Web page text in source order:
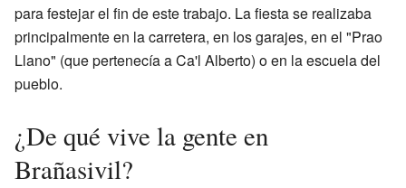
para festejar el fin de este trabajo. La fiesta se realizaba
principalmente en la carretera, en los garajes, en el "Prao
Llano" (que pertenecía a Ca'l Alberto) o en la escuela del
pueblo.
¿De qué vive la gente en
Brañasivil?